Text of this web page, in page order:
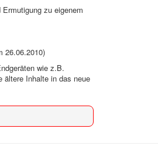
zu eigenem
26.06.2010)
wie z.B.
ältere Inhalte in das neue